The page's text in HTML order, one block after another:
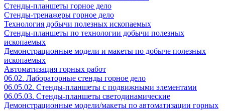
Стенды-планшеты горное дело
Стенды-тренажеры горное дело
Технология добычи полезных ископаемых
Стенды-планшеты по технологии добычи полезных
ископаемых
Демонстрационные модели и макеты по добыче полезных
ископаемых
Автоматизация горных работ
06.02. Лабораторные стенды горное дело
06.05.02. Стенды-планшеты с подвижными элементами
06.05.03. Стенды-планшеты светодинамические
Демонстрационные модели/макеты по автоматизации горных